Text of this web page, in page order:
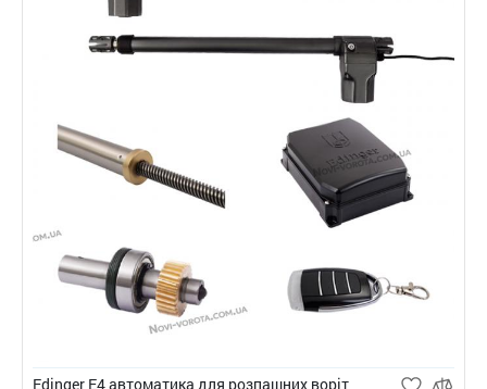
Edinger E4 автоматика для розпашних воріт